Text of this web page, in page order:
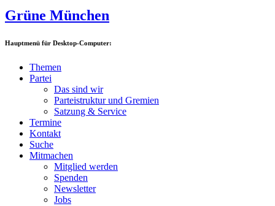
Grüne München
Hauptmenü für Desktop-Computer:
Themen
Partei
Das sind wir
Parteistruktur und Gremien
Satzung & Service
Termine
Kontakt
Suche
Mitmachen
Mitglied werden
Spenden
Newsletter
Jobs